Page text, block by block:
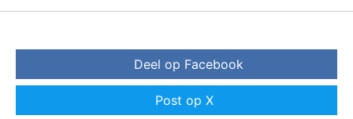
Deel op Facebook
Post op X